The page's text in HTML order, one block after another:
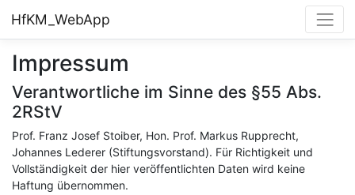
HfKM_WebApp
Impressum
Verantwortliche im Sinne des §55 Abs.
2RStV
Prof. Franz Josef Stoiber, Hon. Prof. Markus Rupprecht,
Johannes Lederer (Stiftungsvorstand). Für Richtigkeit und
Vollständigkeit der hier veröffentlichten Daten wird keine
Haftung übernommen.